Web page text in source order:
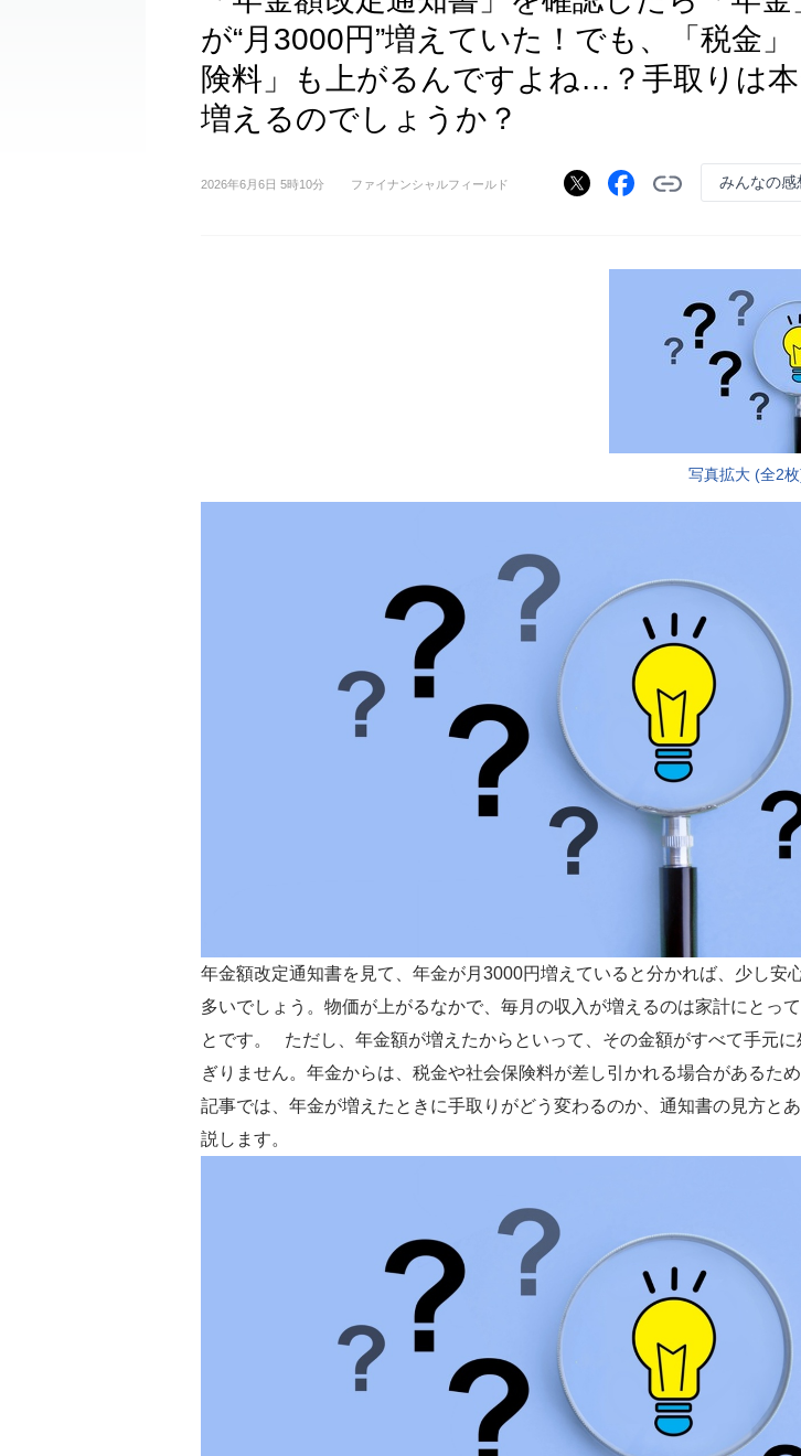
が“月3000円”増えていた！でも、「税金」
険料」も上がるんですよね…？手取りは
増えるのでしょうか？
2026年6月6日 5時10分 ファイナンシャルフィールド みんなの感
写真拡大 (全2
年金額改定通知書を見て、年金が月3000円増えていると分かれば、少し安
多いでしょう。物価が上がるなかで、毎月の収入が増えるのは家計にとっ
とです。 ただし、年金額が増えたからといって、その金額がすべて手元に
ぎりません。年金からは、税金や社会保険料が差し引かれる場合があるた
記事では、年金が増えたときに手取りがどう変わるのか、通知書の見方と
説します。